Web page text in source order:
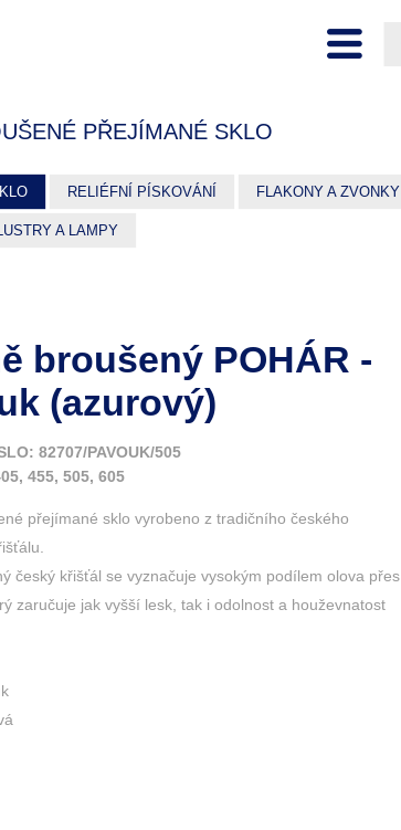
PŘEJÍMANÉ SKLO
RELIÉFNÍ PÍSKOVÁNÍ FLAKONY A ZVONKY
A LAMPY
broušený POHÁR -
(azurový)
82707/PAVOUK/505
455, 505, 605
přejímané sklo vyrobeno z tradičního českého
český křišťál se vyznačuje vysokým podílem olova přes
zaručuje jak vyšší lesk, tak i odolnost a houževnatost